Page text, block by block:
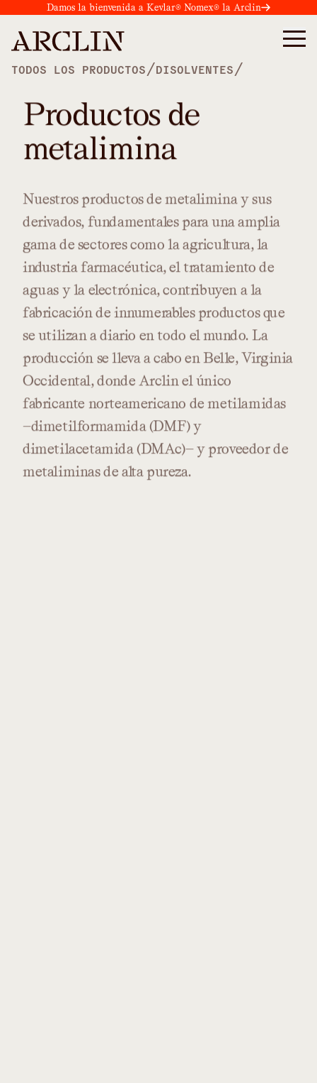
Damos la bienvenida a Kevlar® Nomex® la Arclin
TODOS LOS PRODUCTOS /DISOLVENTES /
Productos de
metalimina
Nuestros productosde metaliminaysus
derivados, fundamentales paraunaamplia
gamade sectorescomo laagricultura, la
industria farmacéutica,el tratamiento de
aguas y la electrónica,contribuyen a la
fabricación de innumerables productosque
se utilizan adiario en todo el mundo. La
producción se llevaacabo en Belle,Virginia
Occidental,donde Arclin el único
fabricante norteamericano de metilamidas
—dimetilformamida(DMF)y
dimetilacetamida(DMAc)—y proveedorde
metaliminasde alta pureza.